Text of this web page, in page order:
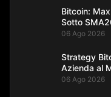
Bitcoin:
Sotto
06 Ago 2026
Strategy
Azienda al
06 Ago 2026